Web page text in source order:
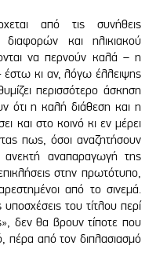
από τις συνήθεις
διαφορών και ηλικιακού
να περνούν καλά – η
έστω κι αν, λόγω έλλειψης
περισσότερο άσκηση
ότι η καλή διάθεση και η
και στο κοινό κι εν μέρει
πως, όσοι αναζητήσουν
ανεκτή αναπαραγωγή της
στην πρωτότυπο,
από το σινεμά.
του τίτλου περί
δεν θα βρουν τίποτε που
πέρα από τον διπλασιασμό